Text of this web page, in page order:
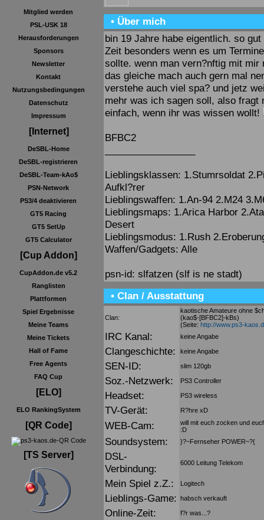
Mitglied werden
PSL-USK 18
Herausforderungen
Sponsors
Newsletter
Kontakt
Nutzungsbedingungen
Datenschutz
Impressum
[Internet]
DeSBL-Home
DeSBL-registrieren
DeSBL-Team-kAo$
PSN-Network
PS3/4 deaktivieren
GT5 Racing
GT5 SetUp
GT5 Calculator
[Cup Addon]
CupAddon.de v5.2
Ranglisten
Plattformen
Spiel Ergebnisse
Meine Teams
Meine Tickets
Hall of Fame
Free Agents
FAQ Cup
[ELO]
ELO RankingSystem
[QR Code]
[TS Server]
• Über mich
bin 19 Jahre habe eigentlich. so
Zeit besonders wenn es um
sollte. wenn man vern?nftig mit mir
das gleiche mach auch gern mal
verstehe auch viel spa? und jetz
mehr was ich sagen soll, also fragt
einfach, wenn ihr was wissen wollt!
BFBC2
Lieblingsklassen: 1.Stumrsoldat
Aufkl?rer
Lieblingswaffen: 1.An-94 2.M24
Lieblingsmaps: 1.Arica Harbor
Desert
Lieblingsmodus: 1.Rush
Waffen/Gadgets: Alle
psn-id: slfatzen (slf is ne stadt)
• Clan / Ausstattung
Clan:
kaotische Amateure ohne
(kao$-[BFBC2]-kBs)
(Seite: http://www.ps3-
IRC Kanal: keine Angabe
Clangeschichte: keine Angabe
SEN-ID: slim 120gb
Soz.-Netzwerk: PS3 Controller
Headset: PS3 wireless
TV-Gerät: R?hre xD
WEB-Cam:
will mit euch zocken und
:D
Soundsystem: }?~Fernseher POWER~?{
DSL-
Verbindung:
6000 Leitung Telekom
Mein Spiel z.Z.: Logitech
Lieblings-Game: habsch verkauft
Online-Zeit: f?r was...?